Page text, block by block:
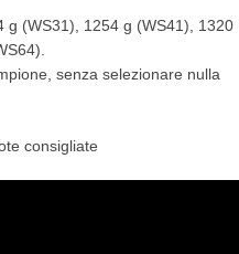
g (WS31), 1254 g (WS41), 1320
senza selezionare nulla